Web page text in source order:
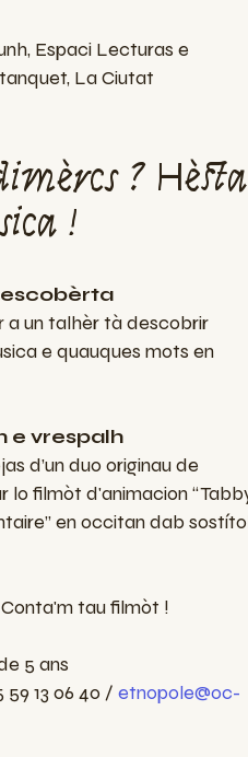
Espaci Lecturas e
La Ciutat
? Hèsta
!
a un talhèr tà descobrir
e quauques mots en
e vrespalh
d’un duo originau de
lo filmòt d'animacion
en occitan dab
tau filmòt !
5 ans
59 13 06 40 / etnopole@oc-